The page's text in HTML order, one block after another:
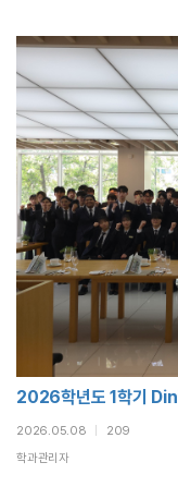
2026학년도 1학기
2026.05.08
209
학과관리자